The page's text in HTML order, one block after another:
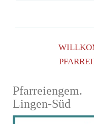
Pfarreiengem.
Lingen-Süd